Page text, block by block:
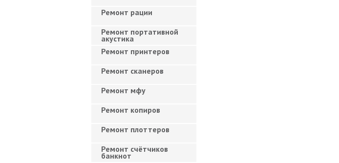
Ремонт рации
Ремонт портативной
акустика
Ремонт принтеров
Ремонт сканеров
Ремонт мфу
Ремонт копиров
Ремонт плоттеров
Ремонт счётчиков
банкнот